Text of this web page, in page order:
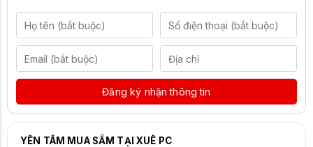
Đăng ký nhận thông tin
YÊN TÂM MUA SẮM TẠI XUÊ PC